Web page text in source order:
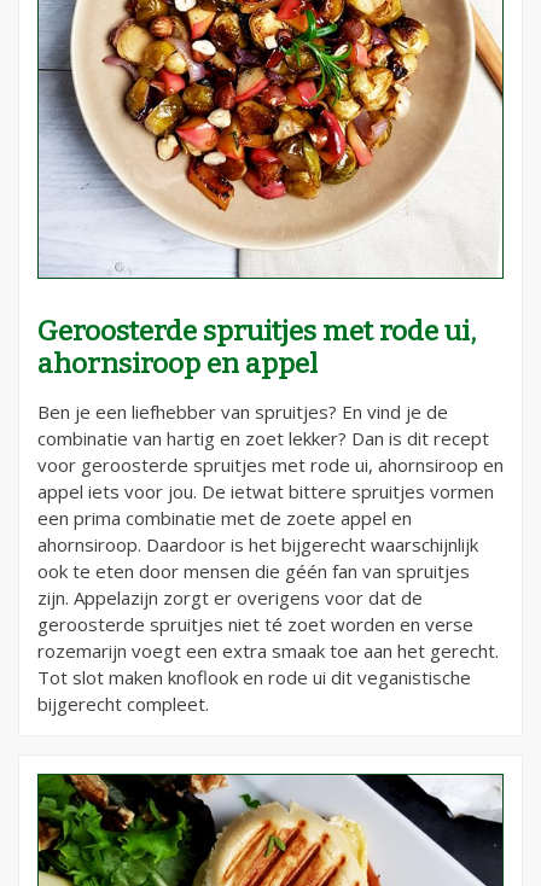
Geroosterde spruitjes met rode ui,
ahornsiroop en appel
Ben je een liefhebber van spruitjes? En vind je de
combinatie van hartig en zoet lekker? Dan is dit recept
voor geroosterde spruitjes met rode ui, ahornsiroop en
appel iets voor jou. De ietwat bittere spruitjes vormen
een prima combinatie met de zoete appel en
ahornsiroop. Daardoor is het bijgerecht waarschijnlijk
ook te eten door mensen die géén fan van spruitjes
zijn. Appelazijn zorgt er overigens voor dat de
geroosterde spruitjes niet té zoet worden en verse
rozemarijn voegt een extra smaak toe aan het gerecht.
Tot slot maken knoflook en rode ui dit veganistische
bijgerecht compleet.